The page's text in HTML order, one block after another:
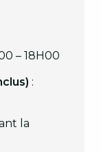
– 18H00
:
la